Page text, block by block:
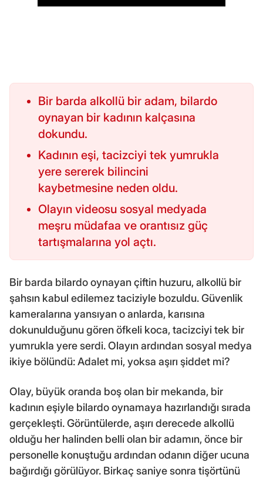
Bir barda alkollü bir adam, bilardo
oynayan bir kadının kalçasına
dokundu.
Kadının eşi, tacizciyi tek yumrukla
yere sererek bilincini
kaybetmesine neden oldu.
Olayın videosu sosyal medyada
meşru müdafaa ve orantısız güç
tartışmalarına yol açtı.
Bir barda bilardo oynayan çiftin huzuru, alkollü bir
şahsın kabul edilemez taciziyle bozuldu. Güvenlik
kameralarına yansıyan o anlarda, karısına
dokunulduğunu gören öfkeli koca, tacizciyi tek bir
yumrukla yere serdi. Olayın ardından sosyal medya
ikiye bölündü: Adalet mi, yoksa aşırı şiddet mi?
Olay, büyük oranda boş olan bir mekanda, bir
kadının eşiyle bilardo oynamaya hazırlandığı sırada
gerçekleşti. Görüntülerde, aşırı derecede alkollü
olduğu her halinden belli olan bir adamın, önce bir
personelle konuştuğu ardından odanın diğer ucuna
bağırdığı görülüyor. Birkaç saniye sonra tişörtünü